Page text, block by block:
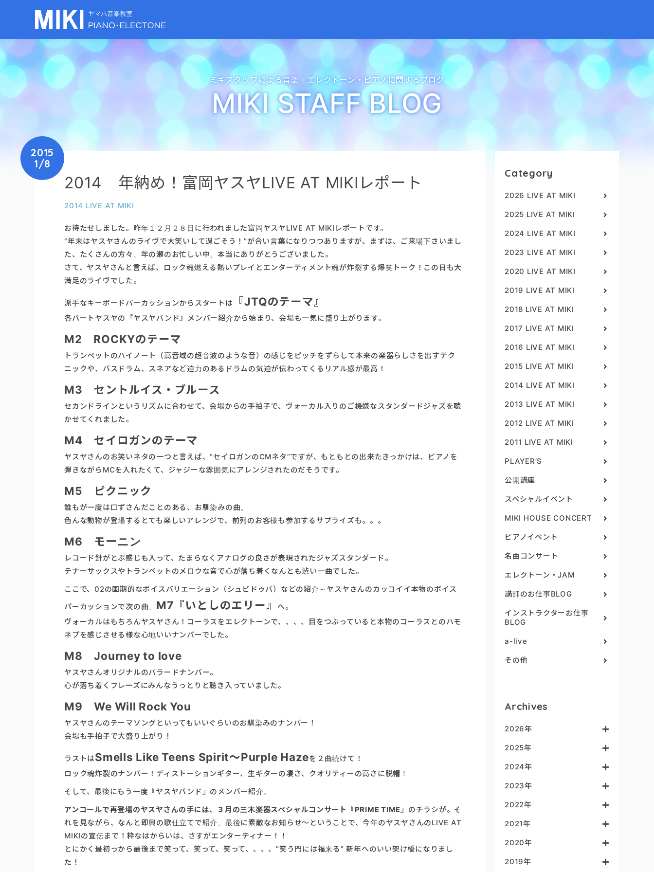
ミキスタッフによる音楽・ エレクトーン・ ピアノに関するブログ
MIKI STAFF BLOG
2015
1/8
2014 年納め！富岡ヤスヤLIVE AT MIKIレポート
2014 LIVE AT MIKI
お待たせしました。昨年１２月２８日に行われました富岡ヤスヤLIVE AT MIKIレポートです。
”年末はヤスヤさんのライヴで大笑いして過ごそう！”が合い言葉になりつつありますが、まずは、ご来場下さいまし
た、たくさんの方々、年の瀬のお忙しい中、本当にありがとうございました。
さて、ヤスヤさんと言えば、ロック魂燃える熱いプレイとエンターティメント魂が炸裂する爆笑トーク！この日も大
満足のライヴでした。
派手なキーボードパーカッションからスタートは 『JTQのテーマ』
各パートヤスヤの『ヤスヤバンド』メンバー紹介から始まり、会場も一気に盛り上がります。
M2 ROCKYのテーマ
トランペットのハイノート（高音域の超音波のような音）の感じをピッチをずらして本来の楽器らしさを出すテク
ニックや、バスドラム、スネアなど迫力のあるドラムの気迫が伝わってくるリアル感が最高！
M3 セントルイス・ブルース
セカンドラインというリズムに合わせて、会場からの手拍子で、ヴォーカル入りのご機嫌なスタンダードジャズを聴
かせてくれました。
M4 セイロガンのテーマ
ヤスヤさんのお笑いネタの一つと言えば、”セイロガンのCMネタ”ですが、もともとの出来たきっかけは、ピアノを
弾きながらMCを入れたくて、ジャジーな雰囲気にアレンジされたのだそうです。
M5 ピクニック
誰もが一度は口ずさんだことのある、お馴染みの曲。
色んな動物が登場するとても楽しいアレンジで、前列のお客様も参加するサプライズも。。。
M6 モーニン
レコード針がとぶ感じも入って、たまらなくアナログの良さが表現されたジャズスタンダード。
テナーサックスやトランペットのメロウな音で心が落ち着くなんとも渋い一曲でした。
ここで、02の画期的なボイスバリエーション（シュビドゥバ）などの紹介～ヤスヤさんのカッコイイ本物のボイス
パーカッションで次の曲、 M7『いとしのエリー』
へ。
ヴォーカルはもちろんヤスヤさん！コーラスをエレクトーンで、、、、目をつぶっていると本物のコーラスとのハモ
ネプを感じさせる様な心地いいナンバーでした。
M8 Journey to love
ヤスヤさんオリジナルのバラードナンバー。
心が落ち着くフレーズにみんなうっとりと聴き入っていました。
M9 We Will Rock You
ヤスヤさんのテーマソングといってもいいぐらいのお馴染みのナンバー！
会場も手拍子で大盛り上がり！
ラストはSmells Like Teens Spirit～Purple Hazeを２曲続けて！
ロック魂炸裂のナンバー！ディストーションギター、生ギターの凄さ、クオリティーの高さに脱帽！
そして、最後にもう一度『ヤスヤバンド』のメンバー紹介。
アンコールで再登場のヤスヤさんの手には、
３月の三木楽器スペシャルコンサート『PRIME TIME』 のチラシが。そ
れを見ながら、なんと即興の歌仕立てで紹介、最後に素敵なお知らせ～ということで、今年のヤスヤさんのLIVE AT
MIKIの宣伝まで！粋なはからいは、さすがエンターティナー！！
とにかく最初っから最後まで笑って、笑って、笑って、、、、”笑う門には福来る” 新年へのいい架け橋になりまし
た！
Category
2026 LIVE AT MIKI
2025 LIVE AT MIKI
2024 LIVE AT MIKI
2023 LIVE AT MIKI
2020 LIVE AT MIKI
2019 LIVE AT MIKI
2018 LIVE AT MIKI
2017 LIVE AT MIKI
2016 LIVE AT MIKI
2015 LIVE AT MIKI
2014 LIVE AT MIKI
2013 LIVE AT MIKI
2012 LIVE AT MIKI
2011 LIVE AT MIKI
PLAYER’S
公開講座
スペシャルイベント
MIKI HOUSE CONCERT
ピアノイベント
名曲コンサート
エレクトーン・JAM
講師のお仕事BLOG
インストラクターお仕事
BLOG
a-live
その他
Archives
2026年
2025年
2024年
2023年
2022年
2021年
2020年
2019年